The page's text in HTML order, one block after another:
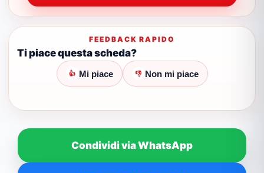
FEEDBACK RAPIDO
Ti piace questa scheda?
👍 Mi piace 👎 Non mi piace
Condividi via WhatsApp